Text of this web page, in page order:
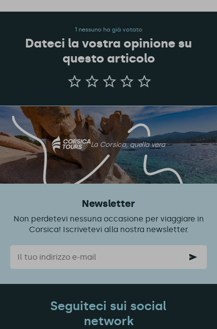
1 nessuno ha già votato
Dateci la vostra opinione su
questo articolo
Dateci
la
su
questo
articolo
La Corsica, quella vera
Newsletter
Non perdetevi nessuna occasione per viaggiare in
Corsica! Iscrivetevi alla nostra newsletter.
Email
Seguiteci sui social
network